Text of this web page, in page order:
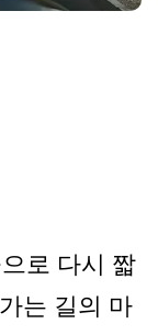
로 다시 짧
는 길의 마